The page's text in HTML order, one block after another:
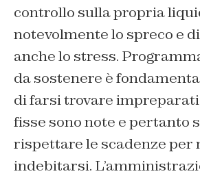
controllo sulla propria
notevolmente lo spreco e
anche lo stress.
da sostenere è
di farsi trovare
fisse sono note e pertanto
rispettare le scadenze per
indebitarsi.